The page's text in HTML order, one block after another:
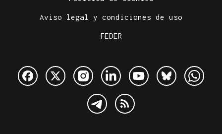
Aviso legal y condiciones de uso
FEDER